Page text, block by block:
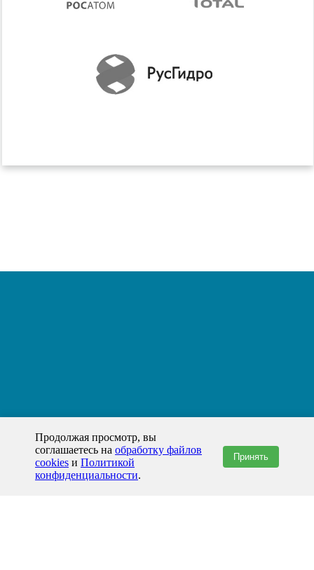
Продолжая просмотр, вы
соглашаетесь на обработку файлов
cookies и Политикой
конфиденциальности.
Принять